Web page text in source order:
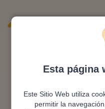
Esta página
Este Sitio Web utiliza
permitir la